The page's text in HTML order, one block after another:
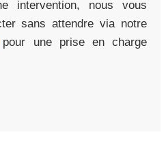
intervention, nous vous
sans attendre via notre
pour une prise en charge